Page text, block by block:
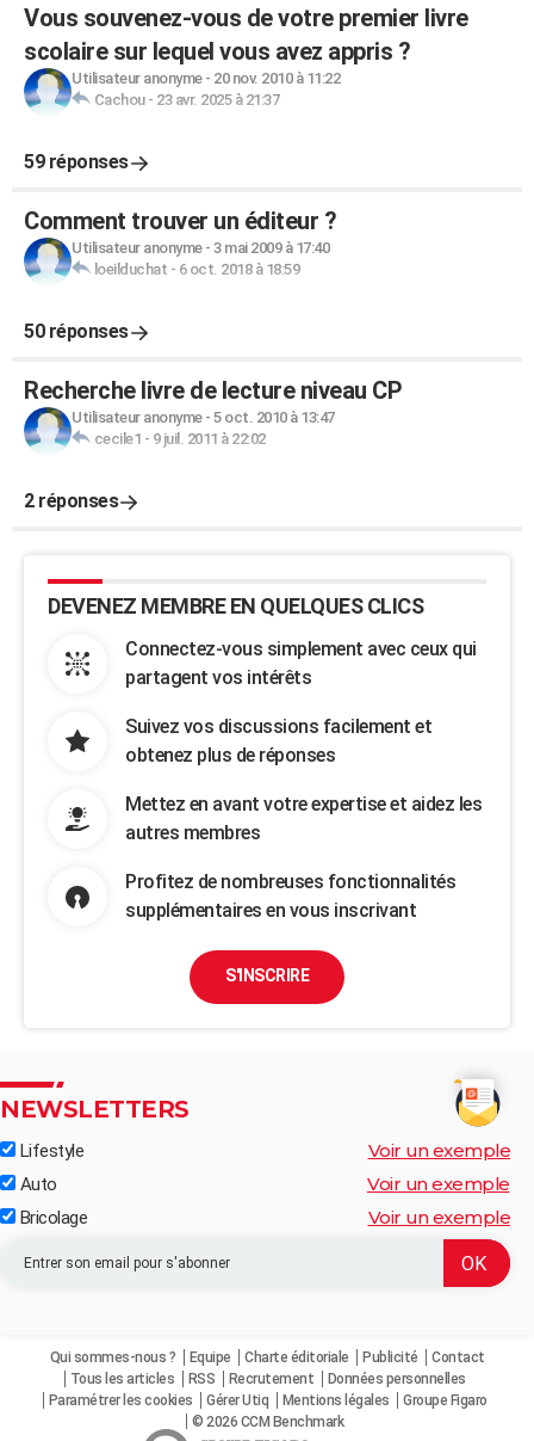
Vous souvenez-vous de votre premier livre
scolaire sur lequel vous avez appris ?
Utilisateur anonyme- 20 nov. 2010 à 11:22
Cachou- 23 avr. 2025 à 21:37
59 réponses
Comment trouver un éditeur ?
Utilisateur anonyme- 3 mai 2009 à 17:40
loeilduchat - 6 oct. 2018 à 18:59
50 réponses
Recherche livre de lecture niveau CP
Utilisateur anonyme- 5 oct. 2010 à 13:47
cecile1 - 9 juil. 2011 à 22:02
2 réponses
DEVENEZ MEMBRE EN QUELQUES CLICS
Connectez-vous simplement avec ceux qui
partagent vos intérêts
Suivez vos discussions facilement et
obtenez plus de réponses
Mettez en avant votre expertise et aidez les
autres membres
Profitez de nombreuses fonctionnalités
supplémentaires en vous inscrivant
S'INSCRIRE
NEWSLETTERS
Lifestyle Voir un exemple
Auto Voir un exemple
Bricolage Voir un exemple
Qui sommes-nous ? Equipe Charte éditoriale Publicité
Contact
Tous les articles
RSS Recrutement
Données personnelles
Paramétrer les cookies
Gérer Utiq Mentions légales
Groupe Figaro
© 2026 CCM Benchmark